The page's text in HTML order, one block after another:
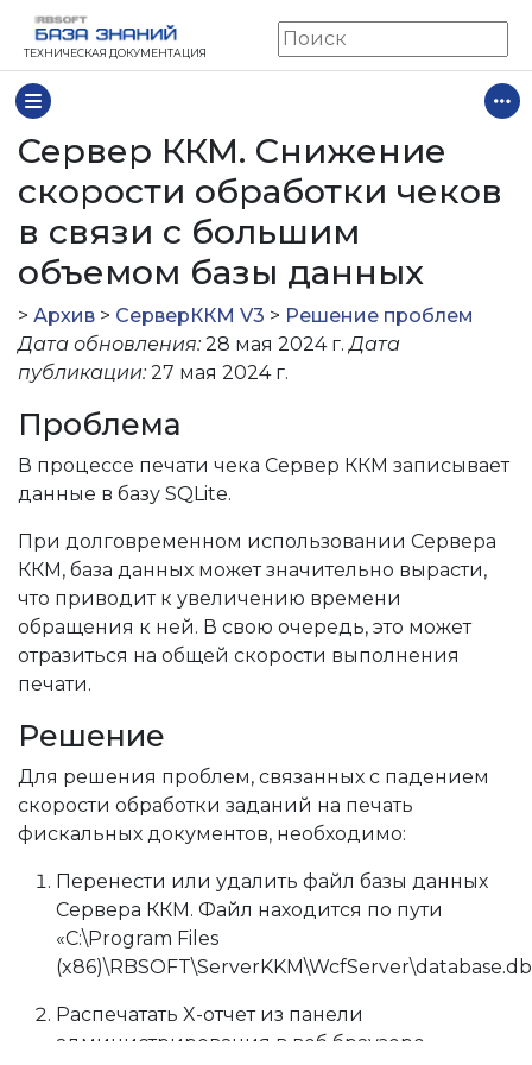
ТЕХНИЧЕСКАЯ ДОКУМЕНТАЦИЯ
КММ»
старых версиях сервера ККМ?
Сервер ККМ. Снижение
скорости обработки чеков
в связи с большим
объемом базы данных
> Архив > СерверККМ V3 > Решение проблем
Дата обновления: 28 мая 2024 г.Дата
публикации: 27 мая 2024 г.
Проблема
В процессе печати чека Сервер ККМ записывает
данные в базу SQLite.
При долговременном использовании Сервера
ККМ, база данных может значительно вырасти,
что приводит к увеличению времени
обращения к ней. В свою очередь, это может
отразиться на общей скорости выполнения
печати.
Решение
Для решения проблем, связанных с падением
скорости обработки заданий на печать
фискальных документов, необходимо:
Перенести или удалить файл базы данных
Сервера ККМ. Файл находится по пути
«C:\Program Files
Распечатать X-отчет из панели
администрирования в веб браузере.